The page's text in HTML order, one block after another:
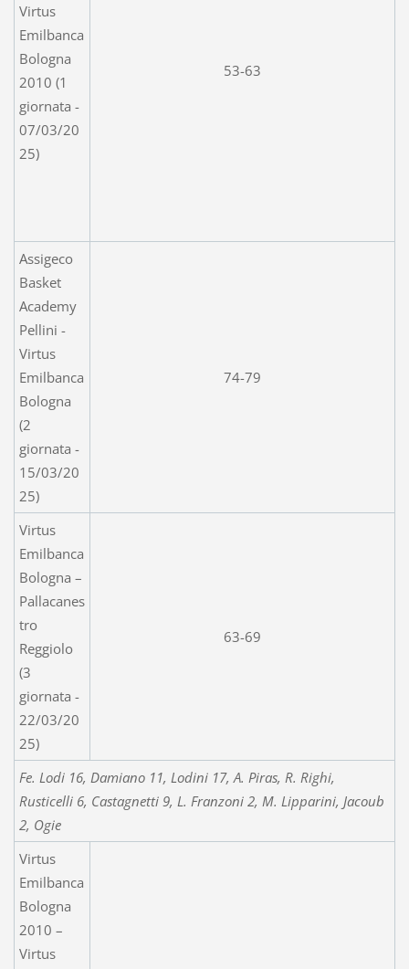
Virtus
Emilbanca
Bologna
2010 (1
giornata -
07/03/20
25)
53-63
Assigeco
Basket
Academy
Pellini -
Virtus
Emilbanca
Bologna
(2
giornata -
15/03/20
25)
74-79
Virtus
Emilbanca
Bologna –
Pallacanes
tro
Reggiolo
(3
giornata -
22/03/20
25)
63-69
Fe. Lodi 16, Damiano 11, Lodini 17, A. Piras, R. Righi,
Rusticelli 6, Castagnetti 9, L. Franzoni 2, M. Lipparini, Jacoub
2, Ogie
Virtus
Emilbanca
Bologna
2010 –
Virtus